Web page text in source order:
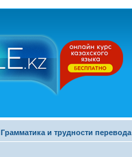
Грамматика и трудности перевода